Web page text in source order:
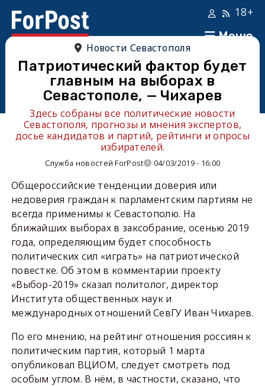
Меню
18+
Новости Севастополя
Патриотический фактор будет
главным на выборах в
Севастополе, — Чихарев
Здесь собраны все политические новости
Севастополя, прогнозы и мнения экспертов,
досье кандидатов и партий, рейтинги и опросы
избирателей.
Служба новостей ForPost 04/03/2019 - 16:00
Общероссийские тенденции доверия или
недоверия граждан к парламентским партиям не
всегда применимы к Севастополю. На
ближайших выборах в заксобрание, осенью 2019
года, определяющим будет способность
политических сил «играть» на патриотической
повестке. Об этом в комментарии проекту
«Выбор-2019» сказал политолог, директор
Института общественных наук и
международных отношений СевГУ Иван Чихарев.
По его мнению, на рейтинг отношения россиян к
политическим партия, который 1 марта
опубликовал ВЦИОМ, следует смотреть под
особым углом. В нём, в частности, сказано, что